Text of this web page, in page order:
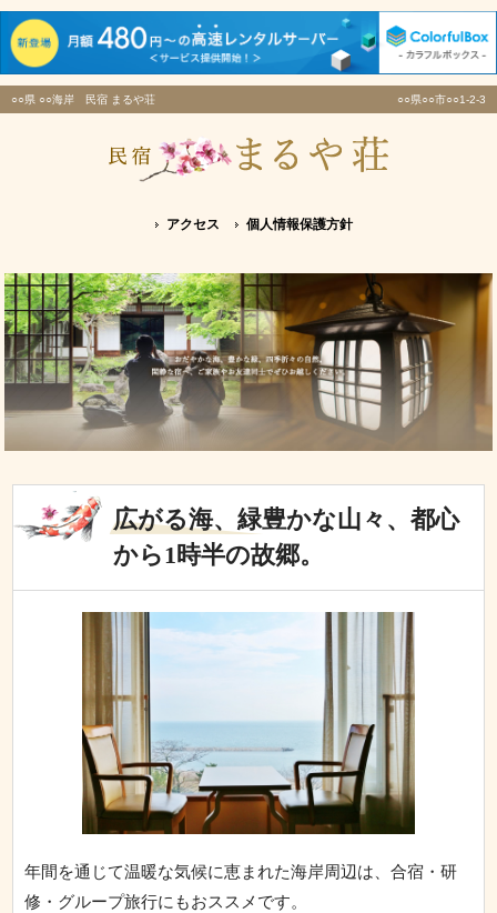
○○県 ○○海岸 民宿 まるや荘 ○○県○○市○○1-2-3
アクセス 個人情報保護方針
広がる海、緑豊かな山々、都心
から1時半の故郷。
年間を通じて温暖な気候に恵まれた海岸周辺は、合宿・研
修・グループ旅行にもおススメです。